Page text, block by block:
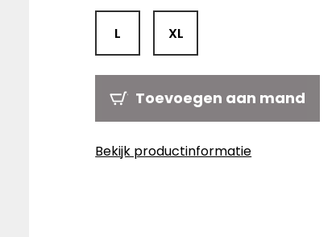
L XL
Toevoegen aan mand
Bekijk productinformatie